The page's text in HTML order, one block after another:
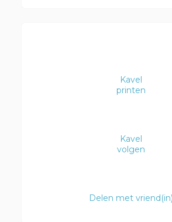
Kavel
printen
Kavel
volgen
Delen met vriend(in)